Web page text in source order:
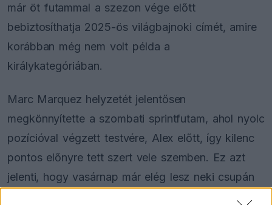
már öt futammal a szezon vége előtt
bebiztosíthatja 2025-ös világbajnoki címét, amire
korábban még nem volt példa a
királykategóriában.
Marc Marquez helyzetét jelentősen
megkönnyítette a szombati sprintfutam, ahol nyolc
pozícióval végzett testvére, Alex előtt, így kilenc
pontos előnyre tett szert vele szemben. Ez azt
jelenti, hogy vasárnap már elég lesz neki csupán